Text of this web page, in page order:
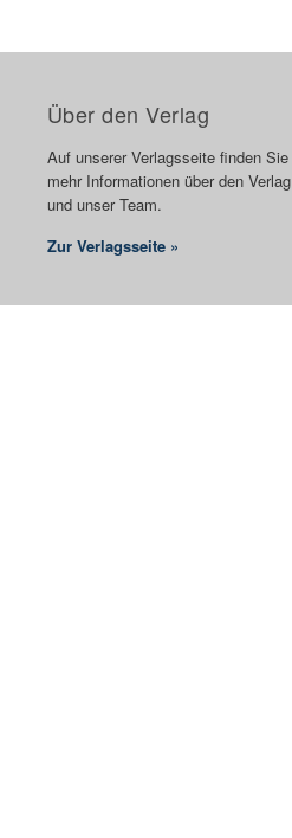
Über den Verlag
Auf unserer Verlagsseite finden Sie
mehr Informationen über den Verlag
und unser Team.
Zur Verlagsseite »